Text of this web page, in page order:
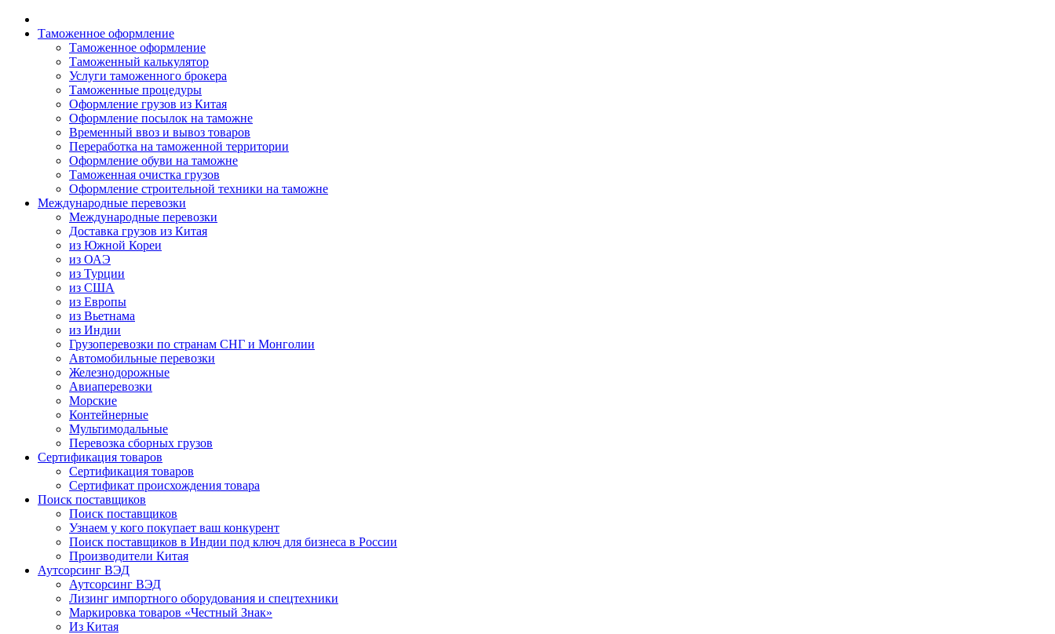
Таможенное оформление
Таможенное оформление
Таможенный калькулятор
Услуги таможенного брокера
Таможенные процедуры
Оформление грузов из Китая
Оформление посылок на таможне
Временный ввоз и вывоз товаров
Переработка на таможенной территории
Оформление обуви на таможне
Таможенная очистка грузов
Оформление строительной техники на таможне
Международные перевозки
Международные перевозки
Доставка грузов из Китая
из Южной Кореи
из ОАЭ
из Турции
из США
из Европы
из Вьетнама
из Индии
Грузоперевозки по странам СНГ и Монголии
Автомобильные перевозки
Железнодорожные
Авиаперевозки
Морские
Контейнерные
Мультимодальные
Перевозка сборных грузов
Сертификация товаров
Сертификация товаров
Сертификат происхождения товара
Поиск поставщиков
Поиск поставщиков
Узнаем у кого покупает ваш конкурент
Поиск поставщиков в Индии под ключ для бизнеса в России
Производители Китая
Аутсорсинг ВЭД
Аутсорсинг ВЭД
Лизинг импортного оборудования и спецтехники
Маркировка товаров «Честный Знак»
Из Китая